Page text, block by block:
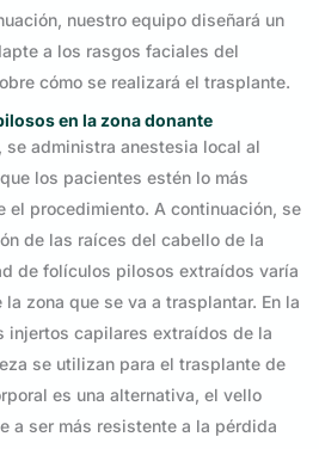
nuestro equipo diseñará un
a los rasgos faciales del
cómo se realizará el trasplante.
en la zona donante
administra anestesia local al
los pacientes estén lo más
el procedimiento. A continuación, se
de las raíces del cabello de la
de folículos pilosos extraídos varía
zona que se va a trasplantar. En la
injertos capilares extraídos de la
se utilizan para el trasplante de
es una alternativa, el vello
a ser más resistente a la pérdida